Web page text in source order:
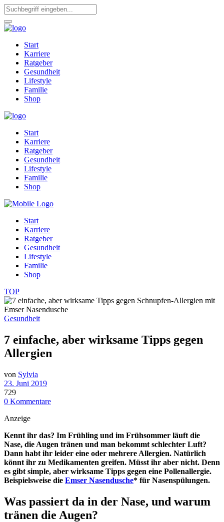
Start
Karriere
Ratgeber
Gesundheit
Lifestyle
Familie
Shop
Start
Karriere
Ratgeber
Gesundheit
Lifestyle
Familie
Shop
Start
Karriere
Ratgeber
Gesundheit
Lifestyle
Familie
Shop
TOP
Gesundheit
7 einfache, aber wirksame Tipps gegen
Allergien
von Sylvia
23. Juni 2019
729
0 Kommentare
Anzeige
Kennt ihr das? Im Frühling und im Frühsommer läuft die
Nase, die Augen tränen und man bekommt schlechter Luft?
Dann habt ihr leider eine oder mehrere Allergien. Natürlich
könnt ihr zu Medikamenten greifen. Müsst ihr aber nicht. Denn
es gibt simple, aber wirksame Tipps gegen eine Pollenallergie.
Beispielsweise die Emser Nasendusche* für Nasenspülungen.
Was passiert da in der Nase, und warum
tränen die Augen?